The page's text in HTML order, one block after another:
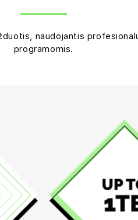
naudojantis
programomis.